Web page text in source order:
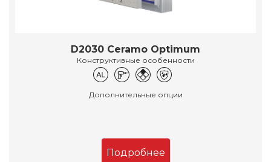
D2030 Ceramo Optimum
Конструктивные особенности
Дополнительные опции
Подробнее